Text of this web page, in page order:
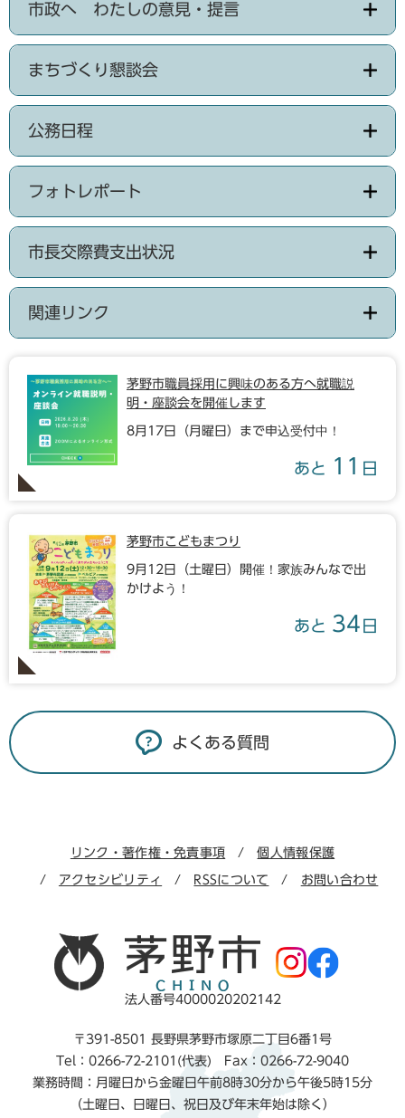
市政へ わたしの意見・提言
まちづくり懇談会
公務日程
フォトレポート
市長交際費支出状況
関連リンク
茅野市職員採用に興味のある方へ就職説
明・座談会を開催します
8月17日（月曜日）まで申込受付中！
あと 11 日
茅野市こどもまつり
9月12日（土曜日）開催！家族みんなで出
かけよう！
あと 34 日
よくある質問
リンク・著作権・免責事項 個人情報保護
アクセシビリティ RSSについて お問い合わせ
法人番号4000020202142
〒391-8501 長野県茅野市塚原二丁目6番1号
Tel：0266-72-2101(代表) Fax：0266-72-9040
業務時間：月曜日から金曜日午前8時30分から午後5時15分
（土曜日、日曜日、祝日及び年末年始は除く）